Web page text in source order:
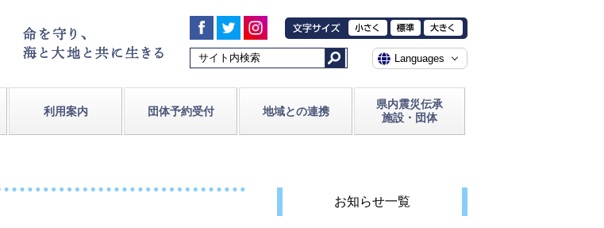
利用案内 団体予約受付 地域との連携
県内震災伝承
施設・団体
お知らせ一覧